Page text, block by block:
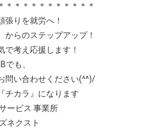
＊＊＊＊＊＊＊＊＊＊＊
張りを就労へ！
からのステップアップ！
で考え応援します！
でも、
問い合わせください(^^)/
チカラ』になります
ービス 事業所
ネクスト